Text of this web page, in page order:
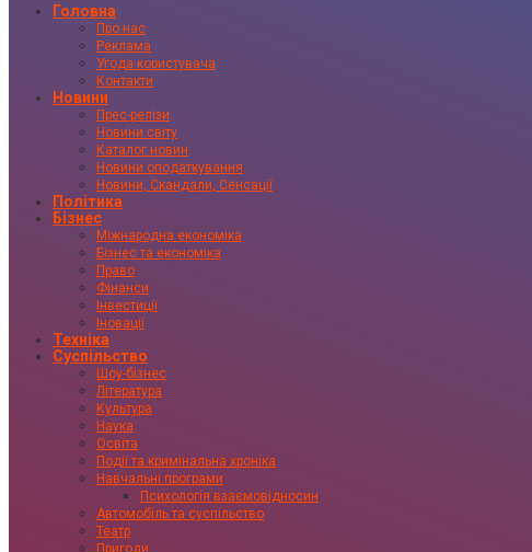
Головна
Про нас
Реклама
Угода користувача
Контакти
Новини
Прес-релізи
Новини світу
Каталог новин
Новини оподаткування
Новини, Скандали, Сенсації
Політика
Бізнес
Міжнародна економіка
Бізнес та економіка
Право
Фінанси
Інвестиції
Іновації
Техніка
Суспільство
Шоу-бізнес
Література
Культура
Наука
Освіта
Події та кримінальна хроніка
Навчальні програми
Психологія взаємовідносин
Автомобіль та суспільство
Театр
Пригоди